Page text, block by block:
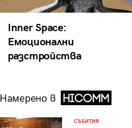
Inner Space:
Емоционални
разстройства
Намерено в
СЪБИТИЯ